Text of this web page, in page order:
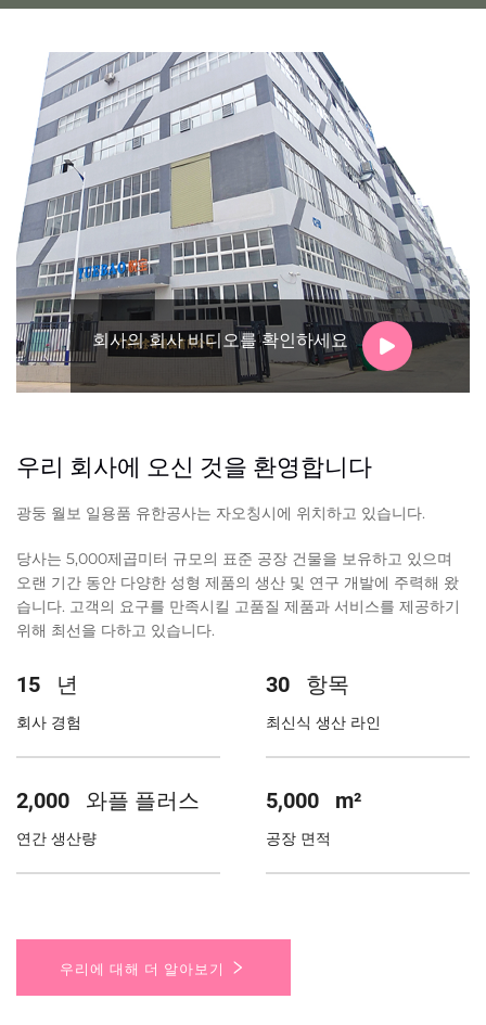
회사의 회사 비디오를 확인하세요
우리 회사에 오신 것을 환영합니다
광둥 월보 일용품 유한공사는 자오칭시에 위치하고 있습니다.
당사는 5,000제곱미터 규모의 표준 공장 건물을 보유하고 있으며
오랜 기간 동안 다양한 성형 제품의 생산 및 연구 개발에 주력해 왔
습니다. 고객의 요구를 만족시킬 고품질 제품과 서비스를 제공하기
위해 최선을 다하고 있습니다.
15 년
회사 경험
30 항목
최신식 생산 라인
2,000 와플 플러스
연간 생산량
5,000 m²
공장 면적
우리에 대해 더 알아보기